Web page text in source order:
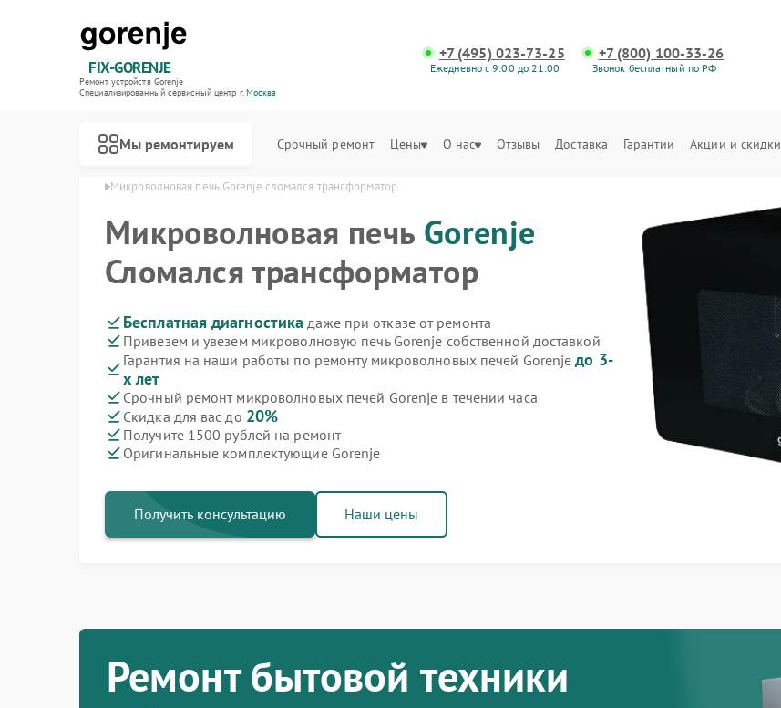
FIX-GORENJE
Ремонт устройств Gorenje
Специализированный cервисный центр г.Москва
+7 (495) 023-73-25
Ежедневно с 9:00 до 21:00
+7 (800) 100-33-26
Звонок бесплатный по РФ
Мы ремонтируем Срочный ремонт Цены О нас Отзывы Доставка Гарантии Акции и скидки
Gorenje в Москве Микроволновая печь Gorenje сломался трансформатор
Микроволновая печь Gorenje
Сломался трансформатор
Бесплатная диагностика даже при отказе от ремонта
Привезем и увезем микроволновую печь Gorenje собственной доставкой
Гарантия на наши работы по ремонту микроволновых печей Gorenjeдо 3-
х лет
Срочный ремонт микроволновых печей Gorenje в течении часа
Скидка для вас до 20%
Получите 1500 рублей на ремонт
Оригинальные комплектующие Gorenje
Получить консультацию Наши цены
Ремонт бытовой техники